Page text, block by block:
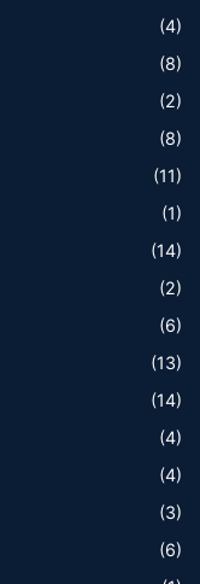
(4)
(8)
(2)
(8)
(11)
(1)
(14)
(2)
(6)
(13)
(14)
(4)
(4)
(3)
(6)